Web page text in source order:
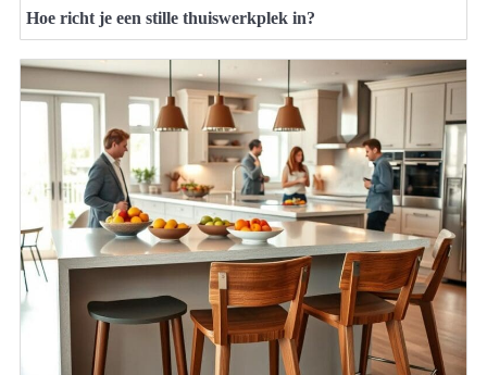
Hoe richt je een stille thuiswerkplek in?